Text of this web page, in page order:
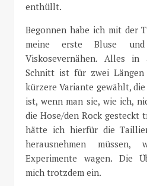
enthüllt.
Begonnen habe ich mit der
meine erste Bluse
Viskosevernähen. Alles in
Schnitt ist für zwei Längen
kürzere Variante gewählt,
ist, wenn man sie, wie ich,
die Hose/den Rock gesteckt
hätte ich hierfür die
herausnehmen
Experimente wagen. Die
mich trotzdem ein.